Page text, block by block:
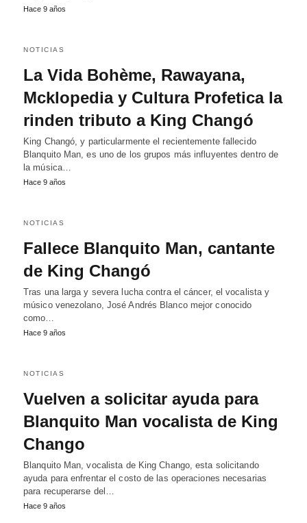
Hace 9 años
NOTICIAS
La Vida Bohème, Rawayana,
Mcklopedia y Cultura Profetica la
rinden tributo a King Changó
King Changó, y particularmente el recientemente fallecido
Blanquito Man, es uno de los grupos más influyentes dentro de
la música…
Hace 9 años
NOTICIAS
Fallece Blanquito Man, cantante
de King Changó
Tras una larga y severa lucha contra el cáncer, el vocalista y
músico venezolano, José Andrés Blanco mejor conocido
como…
Hace 9 años
NOTICIAS
Vuelven a solicitar ayuda para
Blanquito Man vocalista de King
Chango
Blanquito Man, vocalista de King Chango, esta solicitando
ayuda para enfrentar el costo de las operaciones necesarias
para recuperarse del…
Hace 9 años